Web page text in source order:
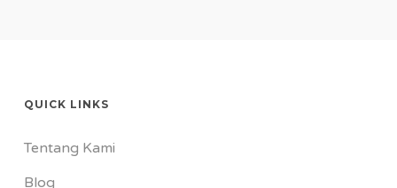
QUICK LINKS
Tentang Kami
Blog